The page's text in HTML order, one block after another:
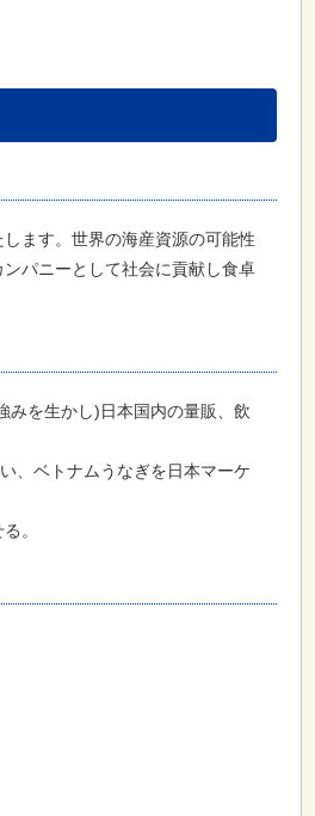
ます。世界の海産資源の可能性
パニーとして社会に貢献し食卓
みを生かし)日本国内の量販、飲
、ベトナムうなぎを日本マーケ
。